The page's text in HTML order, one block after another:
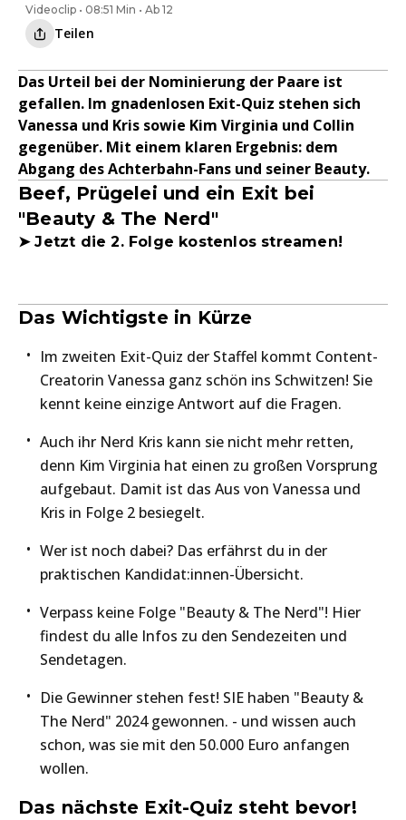
Videoclip • 08:51 Min • Ab 12
Teilen
Das Urteil bei der Nominierung der Paare ist
gefallen. Im gnadenlosen Exit-Quiz stehen sich
Vanessa und Kris sowie Kim Virginia und Collin
gegenüber. Mit einem klaren Ergebnis: dem
Abgang des Achterbahn-Fans und seiner Beauty.
Beef, Prügelei und ein Exit bei
"Beauty & The Nerd"
➤ Jetzt die 2. Folge kostenlos streamen!
Das Wichtigste in Kürze
Im zweiten Exit-Quiz der Staffel kommt Content-
Creatorin Vanessa ganz schön ins Schwitzen! Sie
kennt keine einzige Antwort auf die Fragen.
Auch ihr Nerd Kris kann sie nicht mehr retten,
denn Kim Virginia hat einen zu großen Vorsprung
aufgebaut. Damit ist das Aus von Vanessa und
Kris in Folge 2 besiegelt.
Wer ist noch dabei? Das erfährst du in der
praktischen Kandidat:innen-Übersicht.
Verpass keine Folge "Beauty & The Nerd"! Hier
findest du alle Infos zu den Sendezeiten und
Sendetagen.
Die Gewinner stehen fest! SIE haben "Beauty &
The Nerd" 2024 gewonnen. - und wissen auch
schon, was sie mit den 50.000 Euro anfangen
wollen.
Das nächste Exit-Quiz steht bevor!